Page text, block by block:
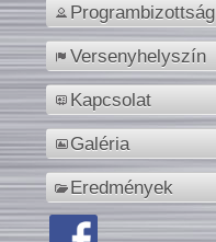
Programbizottság
Versenyhelyszín
Kapcsolat
Galéria
Eredmények